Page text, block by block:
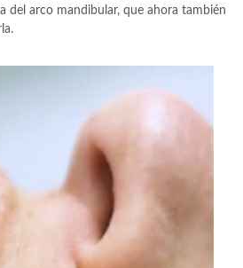
del arco mandibular, que ahora también